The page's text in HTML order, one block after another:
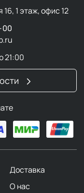
1 этаж, офис 12
00
21:00
Доставка
О нас